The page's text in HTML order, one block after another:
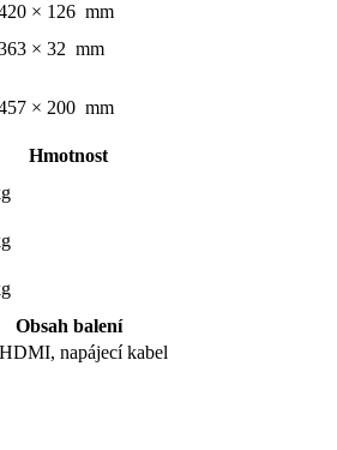
× 126 mm
× 32 mm
× 200 mm
Hmotnost
Obsah balení
napájecí kabel